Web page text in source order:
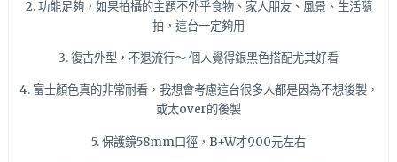
2. 功能足夠，如果拍攝的主題不外乎食物、家人朋友、風景、生活隨
拍，這台一定夠用
3. 復古外型，不退流行～ 個人覺得銀黑色搭配尤其好看
4. 富士顏色真的非常耐看，我想會考慮這台很多人都是因為不想後製，
或太over的後製
5. 保護鏡58mm口徑，B+W才900元左右